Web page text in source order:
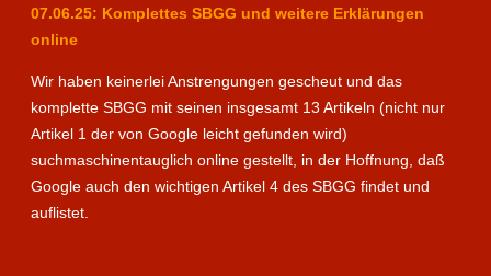
07.06.25: Komplettes SBGG und weitere Erklärungen
online
Wir haben keinerlei Anstrengungen gescheut und das
komplette SBGG mit seinen insgesamt 13 Artikeln (nicht nur
Artikel 1 der von Google leicht gefunden wird)
suchmaschinentauglich online gestellt, in der Hoffnung, daß
Google auch den wichtigen Artikel 4 des SBGG findet und
auflistet.